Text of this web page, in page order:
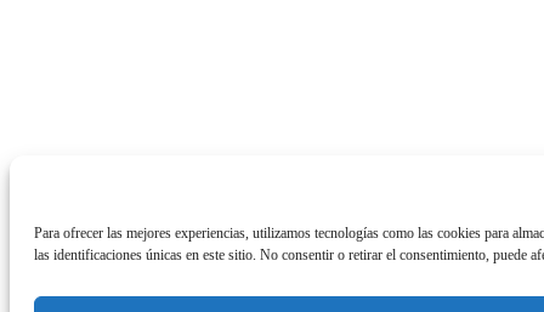
Para ofrecer las mejores experiencias, utilizamos tecnologías como las cookies para
las identificaciones únicas en este sitio. No consentir o retirar el consentimiento, puede